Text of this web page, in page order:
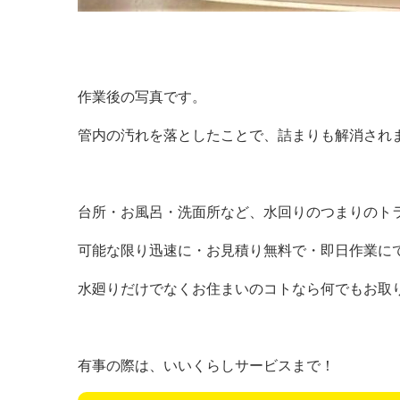
作業後の写真です。
管内の汚れを落としたことで、詰まりも解消され
台所・お風呂・洗面所など、水回りのつまりの
可能な限り迅速に・お見積り無料で・即日作業に
水廻りだけでなくお住まいのコトなら何でもお
有事の際は、いいくらしサービスまで！